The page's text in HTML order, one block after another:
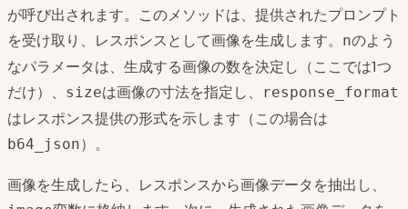
が呼び出されます。このメソッドは、提供されたプロンプト
を受け取り、レスポンスとして画像を生成します。
nのよう
なパラメータは、生成する画像の数を決定し（ここでは1つ
だけ）、
sizeは画像の寸法を指定し、 response_format
はレスポンス提供の形式を示します（この場合は
b64_json）。
画像を生成したら、レスポンスから画像データを抽出し、